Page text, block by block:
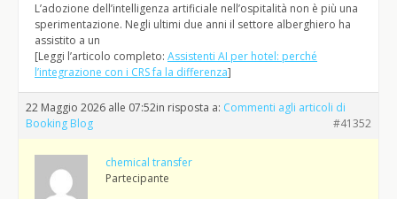
L’adozione dell’intelligenza artificiale nell’ospitalità non è più una
sperimentazione. Negli ultimi due anni il settore alberghiero ha
assistito a un
[Leggi l’articolo completo: Assistenti AI per hotel: perché
l’integrazione con i CRS fa la differenza]
22 Maggio 2026 alle 07:52in risposta a: Commenti agli articoli di
Booking Blog
#41352
chemical transfer
Partecipante